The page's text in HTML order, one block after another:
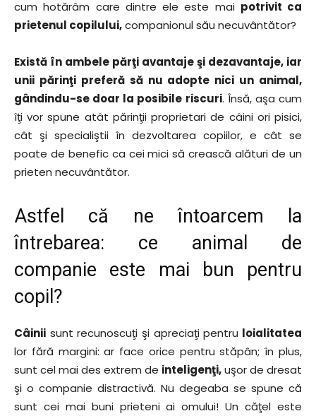
cum hotărâm care dintre ele este mai potrivit ca
prietenul copilului,companionul său necuvântător?
Există în ambele părţi avantaje şi dezavantaje, iar
unii părinţi preferă să nu adopte nici un animal,
gândindu-se doar la posibile riscuri. Însă, aşa cum
îţi vor spune atât părinţii proprietari de câini ori pisici,
cât şi specialiştii în dezvoltarea copiilor, e cât se
poate de benefic ca cei mici să crească alături de un
prieten necuvântător.
Astfel că ne întoarcem la
întrebarea: ce animal de
companie este mai bun pentru
copil?
Câinii sunt recunoscuţi şi apreciaţi pentru loialitatea
lor fără margini: ar face orice pentru stăpân; în plus,
sunt cel mai des extrem de inteligenţi,uşor de dresat
şi o companie distractivă. Nu degeaba se spune că
sunt cei mai buni prieteni ai omului! Un căţel este